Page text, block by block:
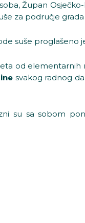
Župan
za područje grada
suše proglašeno
od
svakog radnog
su sa sobom